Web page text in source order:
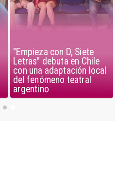
"Empieza con D, Siete
Letras" debuta en Chile
con una adaptación local
del fenómeno teatral
argentino